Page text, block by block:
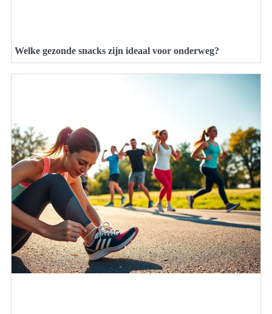
Welke gezonde snacks zijn ideaal voor onderweg?